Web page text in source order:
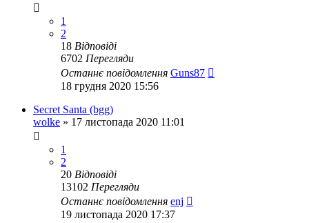
1
2
18 Відповіді
6702 Перегляди
Останнє повідомлення Guns87
18 грудня 2020 15:56
Secret Santa (bgg)
wolke » 17 листопада 2020 11:01
1
2
20 Відповіді
13102 Перегляди
Останнє повідомлення enj
19 листопада 2020 17:37